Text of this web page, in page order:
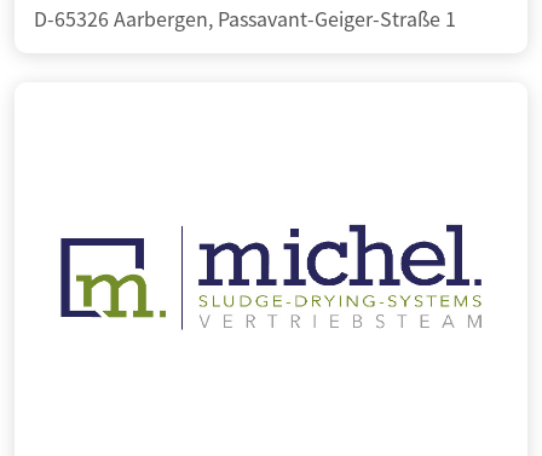
D-65326 Aarbergen, Passavant-Geiger-Straße 1